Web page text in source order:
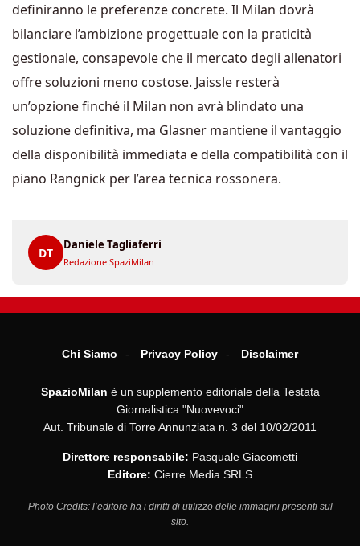
definiranno le preferenze concrete. Il Milan dovrà
bilanciare l’ambizione progettuale con la praticità
gestionale, consapevole che il mercato degli allenatori
offre soluzioni meno costose. Jaissle resterà
un’opzione finché il Milan non avrà blindato una
soluzione definitiva, ma Glasner mantiene il vantaggio
della disponibilità immediata e della compatibilità con il
piano Rangnick per l’area tecnica rossonera.
DT
Daniele Tagliaferri
Redazione SpaziMilan
Chi Siamo Privacy Policy Disclaimer
SpazioMilan è un supplemento editoriale della Testata
Giornalistica "Nuovevoci"
Aut. Tribunale di Torre Annunziata n. 3 del 10/02/2011
Direttore responsabile: Pasquale Giacometti
Editore: Cierre Media SRLS
Photo Credits: l’editore ha i diritti di utilizzo delle immagini presenti sul
sito.